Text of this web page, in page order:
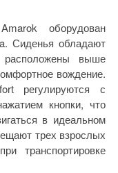
оборудован
Сиденья обладают
расположены выше
вождение.
регулируются с
кнопки, что
в идеальном
трех взрослых
транспортировке